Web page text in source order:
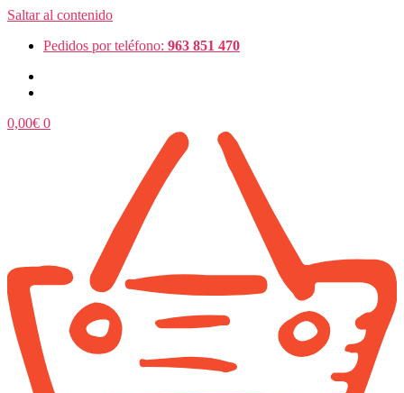
Saltar al contenido
Pedidos por teléfono: 963 851 470
0,00€ 0